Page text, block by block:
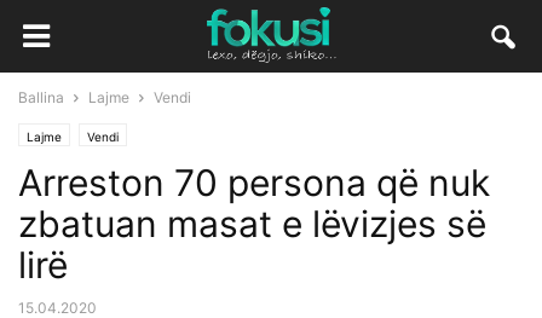
Ballina Lajme Vendi
Lajme Vendi
Arreston 70 persona që nuk
zbatuan masat e lëvizjes së
lirë
15.04.2020